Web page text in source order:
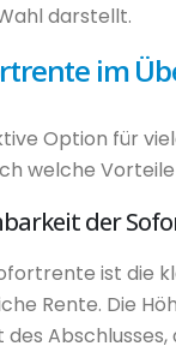
darstellt.
im
Option für
welche
der
ist die
Rente. Die